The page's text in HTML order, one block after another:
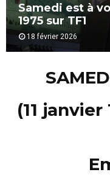
Samedi est à
1975 sur TF1
18 février 2026
(11